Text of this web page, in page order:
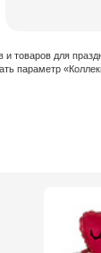
товаров для
параметр